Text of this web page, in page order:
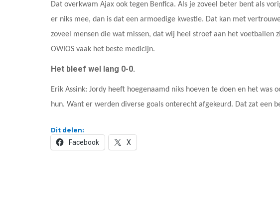
Dat overkwam Ajax ook tegen Benfica. Als je zoveel beter bent als
er niks mee, dan is dat een armoedige kwestie. Dat kan met
zoveel mensen die wat missen, dat wij heel stroef aan het voetballen
OWIOS vaak het beste medicijn.
Het bleef wel lang 0-0.
Erik Assink: Jordy heeft hoegenaamd niks hoeven te doen en het was
hun. Want er werden diverse goals onterecht afgekeurd. Dat zat een
Dit delen:
Facebook X